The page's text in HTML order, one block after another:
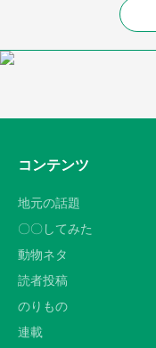
コンテンツ
地元の話題
〇〇してみた
動物ネタ
読者投稿
のりもの
連載